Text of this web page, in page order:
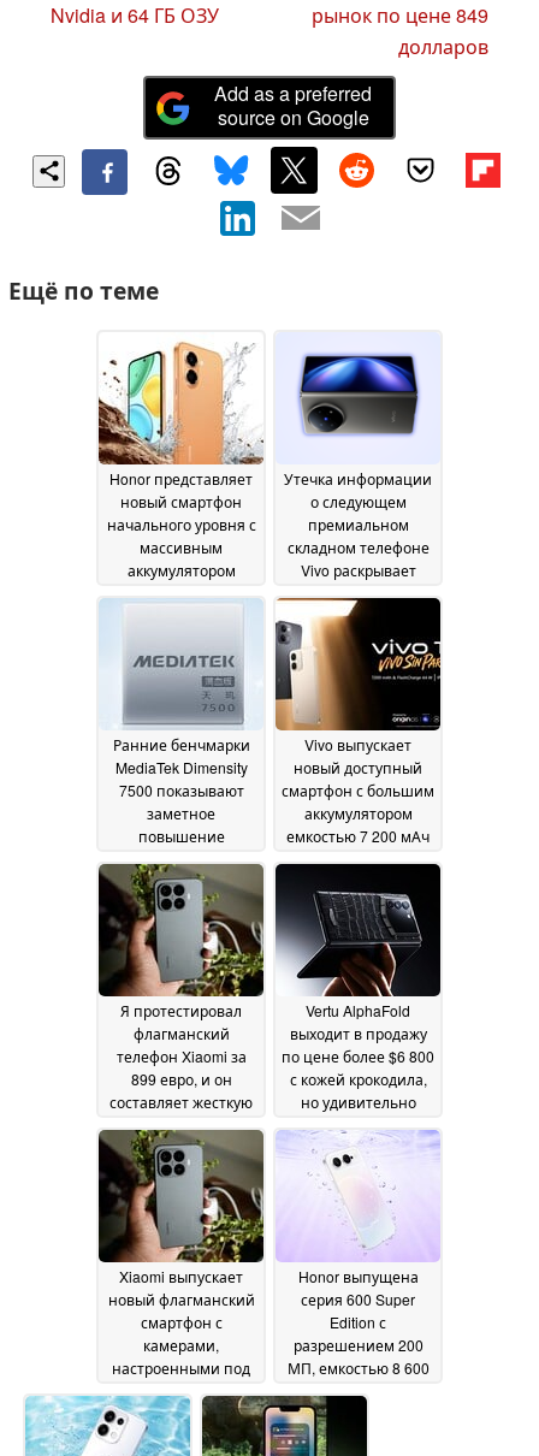
Nvidia и 64 ГБ ОЗУ
рынок по цене 849
долларов
Add as a preferred
source on Google
Ещё по теме
Honor представляет
новый смартфон
начального уровня с
массивным
аккумулятором
Утечка информации
о следующем
премиальном
складном телефоне
Vivo раскрывает
02 June 2026
Ранние бенчмарки
MediaTek Dimensity
7500 показывают
заметное
повышение
процессора31 May 2026
Vivo выпускает
новый доступный
смартфон с большим
аккумулятором
емкостью 7 200 мАч
30 May 2026
Я протестировал
флагманский
телефон Xiaomi за
899 евро, и он
составляет жесткую
Samsung, Google и
Motorola28 May 2026
Vertu AlphaFold
выходит в продажу
по цене более $6 800
с кожей крокодила,
но удивительно
техническими
характеристиками
May 2026
Xiaomi выпускает
новый флагманский
смартфон с
камерами,
настроенными под
Dimensity 950028 May
2026
Honor выпущена
серия 600 Super
Edition с
разрешением 200
МП, емкостью 8 600
000 нит